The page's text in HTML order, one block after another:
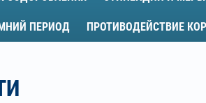
ПЕРИОД ПРОТИВОДЕЙСТВИЕ